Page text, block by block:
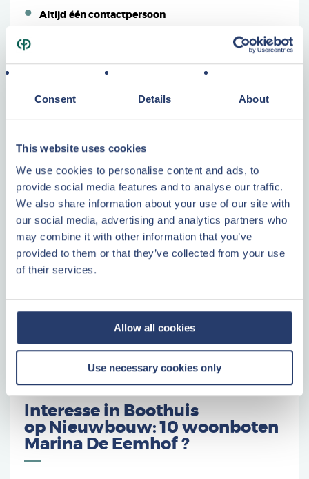
Consent Details About
This website uses cookies
We use cookies to personalise content and ads, to
provide social media features and to analyse our traffic.
We also share information about your use of our site with
our social media, advertising and analytics partners who
may combine it with other information that you’ve
provided to them or that they’ve collected from your use
of their services.
Allow all cookies
Use necessary cookies only
Interieur
Interieur
Altijd één contactpersoon
LEES VERDER
appartementen in de mooiste natuurparken. Van advies bij
aankoop tot en met verhuur van uw beleggingspand: u geniet
van 50 jaar kennis en ervaring. Center Parcs is marktleider in
de verkoop van grootschalige recreatieve projecten.
LEES VERDER
Meer informatie?
Bent u geïnteresseerd en wilt u meer informatie over
Interesse in Boothuis
op Nieuwbouw: 10 woonboten
Marina De Eemhof ?